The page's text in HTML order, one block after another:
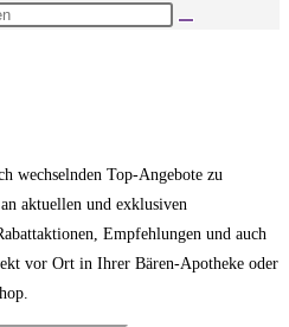
wechselnden Top-Angebote zu
aktuellen und exklusiven
Empfehlungen und auch
vor Ort in Ihrer Bären-Apotheke oder